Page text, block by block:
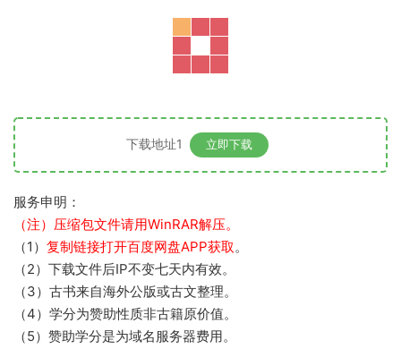
下载地址1 立即下载
服务申明：
（注）压缩包文件请用WinRAR解压。
（1） 复制链接打开百度网盘APP获取。
（2）下载文件后IP不变七天内有效。
（3）古书来自海外公版或古文整理。
（4）学分为赞助性质非古籍原价值。
（5）赞助学分是为域名服务器费用。